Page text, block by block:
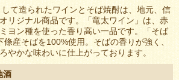
して造られたワインとそば焼酎は、地元、信
リジナル商品です。「竜太ワイン」は、赤
ヨン種を使った香り高い一品です。「そば
産そばを100%使用。そばの香りが強く、
やかな味わいに仕上がっております。
酒